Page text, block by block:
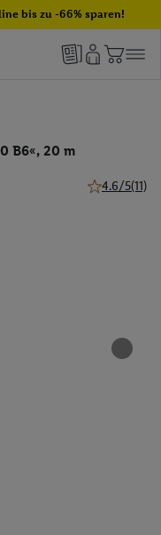
bis zu -66% sparen!
B6«, 20 m
4.6/5(11)